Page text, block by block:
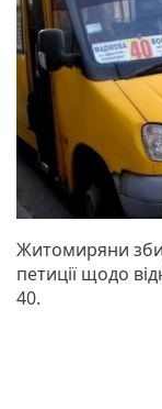
Житомиряни
петиції щодо
40.